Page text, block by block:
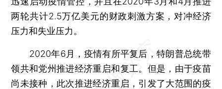
两轮共计2.5万亿美元的财政刺激方案，对冲经济
压力和失业压力。
2020年6月，疫情有所平复后，特朗普总统带
领共和党州推进经济重启和复工。但是，由于疫苗
尚未接种，此次推进经济重启，引发了大范围的疫